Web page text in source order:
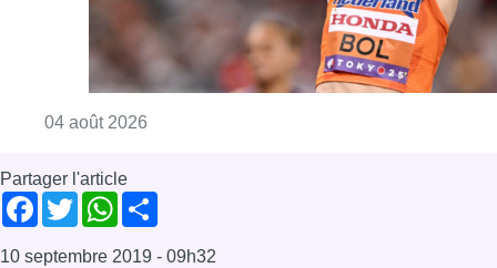
04 août 2026
Partager l'article
Facebook
TwitterWhatsApp
10 septembre 2019 - 09h32